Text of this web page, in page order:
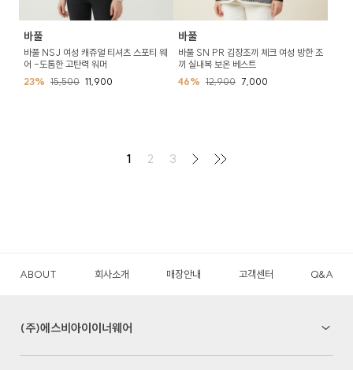
바풀
바풀 NSJ 여성 캐쥬얼 티셔츠 스포티 웨
어 -도톰한 고탄력 워머
23% 15,500 11,900
바풀
바풀 SN PR 김장조끼 체크 여성 방한 조
끼 실내복 보온 베스트
46% 12,900 7,000
1 2 3
ABOUT 회사소개 매장안내 고객센터 Q&A
(주)에스비아이이너웨어